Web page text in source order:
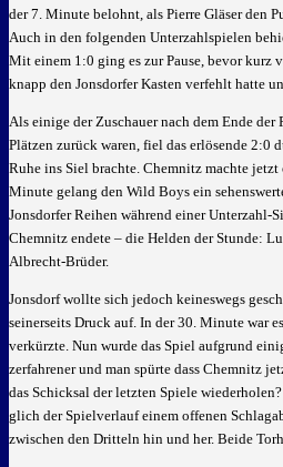
der 7. Minute belohnt, als Pierre Gläser den
Auch in den folgenden Unterzahlspielen
Mit einem 1:0 ging es zur Pause, bevor kurz
knapp den Jonsdorfer Kasten verfehlt hatte
Als einige der Zuschauer nach dem Ende der
Plätzen zurück waren, fiel das erlösende 2:0
Ruhe ins Siel brachte. Chemnitz machte
Minute gelang den Wild Boys ein
Jonsdorfer Reihen während einer Unterzahl-
Chemnitz endete – die Helden der Stunde:
Albrecht-Brüder.
Jonsdorf wollte sich jedoch keineswegs
seinerseits Druck auf. In der 30. Minute war
verkürzte. Nun wurde das Spiel aufgrund
zerfahrener und man spürte dass Chemnitz
das Schicksal der letzten Spiele
glich der Spielverlauf einem offenen
zwischen den Dritteln hin und her. Beide